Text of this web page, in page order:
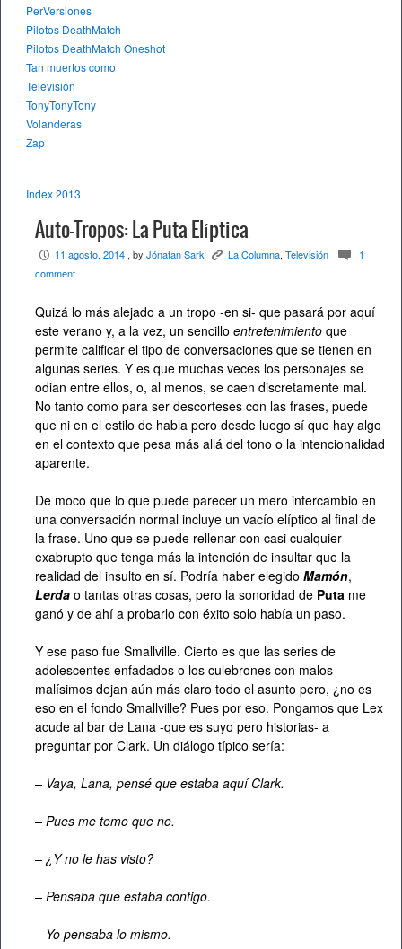
PerVersiones
Pilotos DeathMatch
Pilotos DeathMatch Oneshot
Tan muertos como
Televisión
TonyTonyTony
Volanderas
Zap
Index 2013
Auto-Tropos: La Puta Elíptica
P 11 agosto, 2014 , by Jónatan Sark K La Columna,Televisión c
1
comment
Quizá lo más alejado a un tropo -en si- que pasará por aquí
este verano y, a la vez, un sencillo entretenimiento que
permite calificar el tipo de conversaciones que se tienen en
algunas series. Y es que muchas veces los personajes se
odian entre ellos, o, al menos, se caen discretamente mal.
No tanto como para ser descorteses con las frases, puede
que ni en el estilo de habla pero desde luego sí que hay algo
en el contexto que pesa más allá del tono o la intencionalidad
aparente.
De moco que lo que puede parecer un mero intercambio en
una conversación normal incluye un vacío elíptico al final de
la frase. Uno que se puede rellenar con casi cualquier
exabrupto que tenga más la intención de insultar que la
realidad del insulto en sí. Podría haber elegido Mamón,
Lerda o tantas otras cosas, pero la sonoridad de Puta me
ganó y de ahí a probarlo con éxito solo había un paso.
Y ese paso fue Smallville. Cierto es que las series de
adolescentes enfadados o los culebrones con malos
malísimos dejan aún más claro todo el asunto pero, ¿no es
eso en el fondo Smallville? Pues por eso. Pongamos que Lex
acude al bar de Lana -que es suyo pero historias- a
preguntar por Clark. Un diálogo típico sería:
– Vaya, Lana, pensé que estaba aquí Clark.
– Pues me temo que no.
– ¿Y no le has visto?
– Pensaba que estaba contigo.
– Yo pensaba lo mismo.